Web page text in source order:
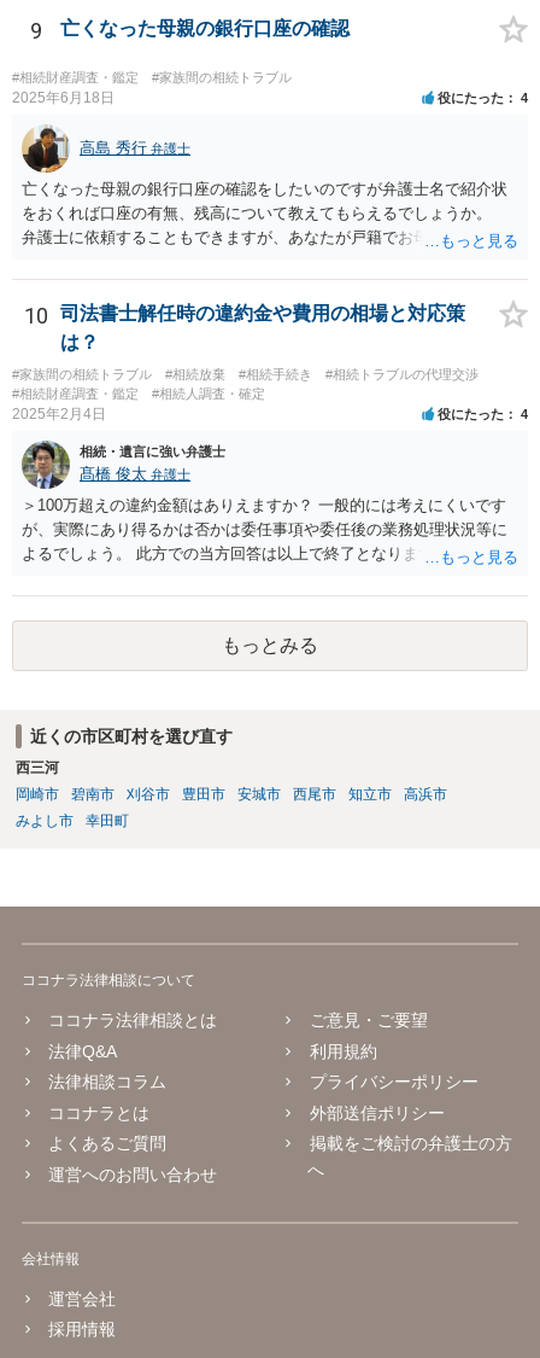
9 亡くなった母親の銀行口座の確認
#相続財産調査・鑑定 #家族間の相続トラブル
2025年6月18日 役にたった 4
高島 秀行 弁護士
亡くなった母親の銀行口座の確認をしたいのですが弁護士名で紹介状
をおくれば口座の有無、残高について教えてもらえるでしょうか。
弁護士に依頼することもできますが、あなたが戸籍でお母さんの相続
高は教えてくれると思います。 自分ではよくわからないということ
であれば、弁護士に相談し依頼されたら良いと思います。
10
司法書士解任時の違約金や費用の相場と対応策
は？
#家族間の相続トラブル #相続放棄 #相続手続き
#相続トラブルの代理交渉
#相続財産調査・鑑定
#相続人調査・確定
2025年2月4日 役にたった 4
相続・遺言に強い弁護士
髙橋 俊太 弁護士
＞100万超えの違約金額はありえますか？ 一般的には考えにくいです
が、実際にあり得るかは否かは委任事項や委任後の業務処理状況等に
よるでしょう。 此方での当方回答は以上で終了となりますが、参考に
もっとみる
近くの市区町村を選び直す
西三河
岡崎市
碧南市 刈谷市 豊田市 安城市 西尾市 知立市
高浜市
みよし市
幸田町
ココナラ法律相談について
ココナラ法律相談とは
法律Q&A
法律相談コラム
ココナラとは
よくあるご質問
運営へのお問い合わせ
ご意見・ご要望
利用規約
プライバシーポリシー
外部送信ポリシー
掲載をご検討の弁護士の方
へ
会社情報
運営会社
採用情報